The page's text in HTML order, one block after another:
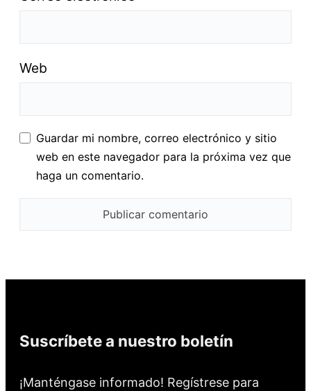
Web
Guardar mi nombre, correo electrónico y sitio
web en este navegador para la próxima vez que
haga un comentario.
Suscríbete a nuestro boletín
¡Manténgase informado! Regístrese para